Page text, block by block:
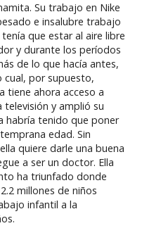
Su trabajo en Nike
e insalubre trabajo
que estar al aire libre
y durante los períodos
de lo que hacía antes,
por supuesto,
tiene ahora acceso a
televisión y amplió su
habría tenido que poner
edad. Sin
quiere darle una buena
a ser un doctor. Ella
ha triunfado donde
millones de niños
infantil a la